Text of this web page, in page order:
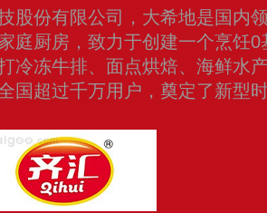
股份有限公司，大希地是国内
庭厨房，致力于创建一个烹饪
冷冻牛排、面点烘焙、海鲜水
国超过千万用户，奠定了新型